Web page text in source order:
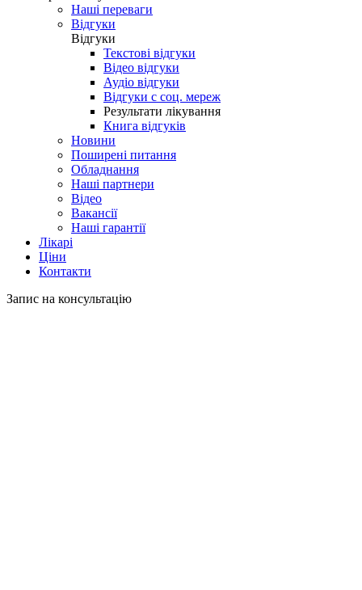
Наші переваги
Відгуки
Відгуки
Текстові відгуки
Відео відгуки
Аудіо відгуки
Відгуки с соц. мереж
Результати лікування
Книга відгуків
Новини
Поширені питання
Обладнання
Наші партнери
Відео
Вакансії
Наші гарантії
Лікарі
Ціни
Контакти
Запис на консультацію